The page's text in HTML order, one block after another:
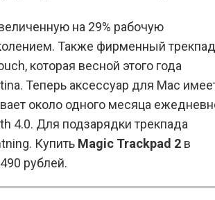
на 29% рабочую
Также фирменный трекпад
которая весной этого года
Теперь аксессуар для Mac
около одного месяца
4.0. Для подзарядки трекпада
Купить Magic Trackpad 2 в
рублей.